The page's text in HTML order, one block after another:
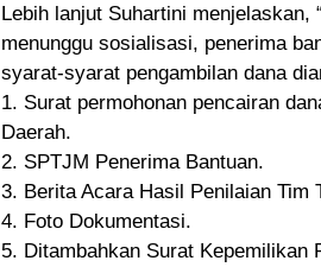
Lebih lanjut Suhartini menjelaskan,
menunggu sosialisasi, penerima
syarat-syarat pengambilan dana
1. Surat permohonan pencairan
Daerah.
2. SPTJM Penerima Bantuan.
3. Berita Acara Hasil Penilaian Tim
4. Foto Dokumentasi.
5. Ditambahkan Surat Kepemilikan